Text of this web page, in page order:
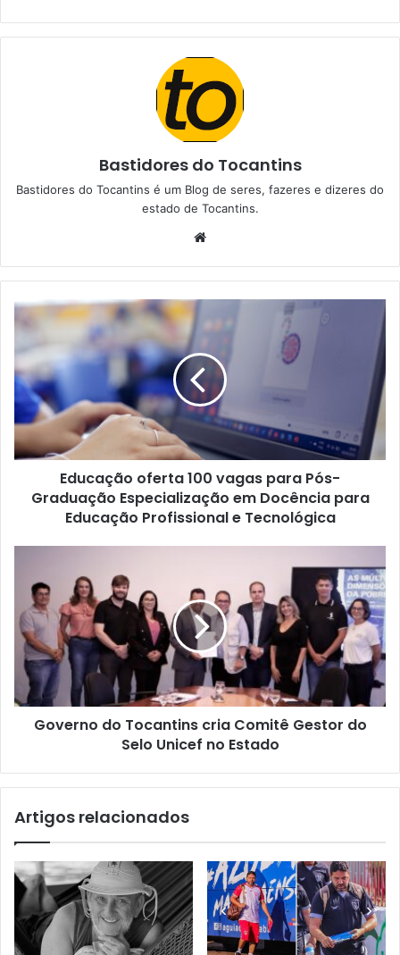
Bastidores do Tocantins
Bastidores do Tocantins é um Blog de seres, fazeres e dizeres do
estado de Tocantins.
b
s
i
t
e
Educação oferta 100 vagas para Pós-
Graduação Especialização em Docência para
Educação Profissional e Tecnológica
Governo do Tocantins cria Comitê Gestor do
Selo Unicef no Estado
Artigos relacionados